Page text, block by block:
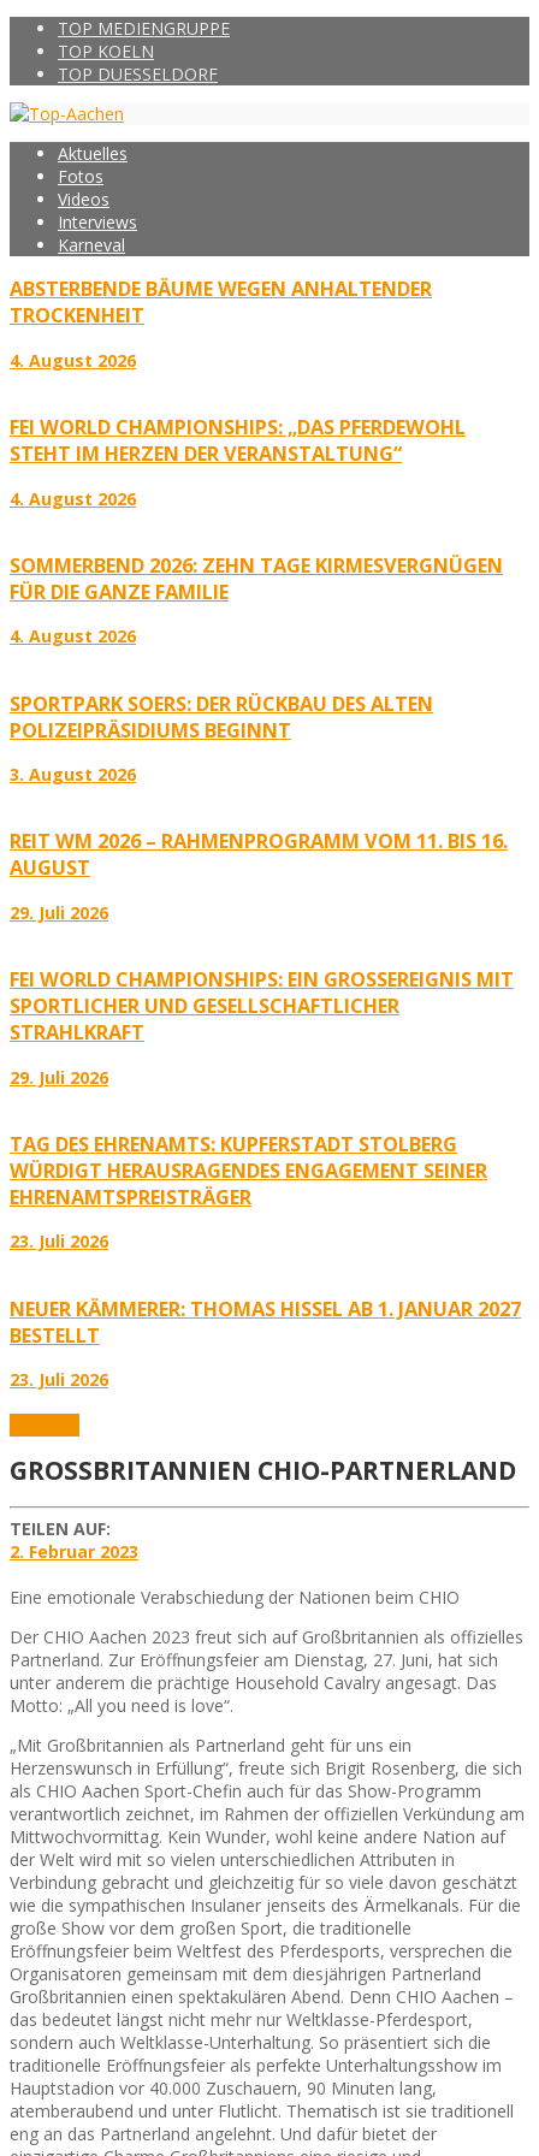
TOP MEDIENGRUPPE
TOP KOELN
TOP DUESSELDORF
Aktuelles
Fotos
Videos
Interviews
Karneval
ABSTERBENDE BÄUME WEGEN ANHALTENDER
TROCKENHEIT
4. August 2026
FEI WORLD CHAMPIONSHIPS: „DAS PFERDEWOHL
STEHT IM HERZEN DER VERANSTALTUNG“
4. August 2026
SOMMERBEND 2026: ZEHN TAGE KIRMESVERGNÜGEN
FÜR DIE GANZE FAMILIE
4. August 2026
SPORTPARK SOERS: DER RÜCKBAU DES ALTEN
POLIZEIPRÄSIDIUMS BEGINNT
3. August 2026
REIT WM 2026 – RAHMENPROGRAMM VOM 11. BIS 16.
AUGUST
29. Juli 2026
FEI WORLD CHAMPIONSHIPS: EIN GROSSEREIGNIS MIT S
PORTLICHER UND GESELLSCHAFTLICHER S
TRAHLKRAFT
29. Juli 2026
TAG DES EHRENAMTS: KUPFERSTADT STOLBERG
WÜRDIGT HERAUSRAGENDES ENGAGEMENT SEINER
EHRENAMTSPREISTRÄGER
23. Juli 2026
NEUER KÄMMERER: THOMAS HISSEL AB 1. JANUAR 2027
BESTELLT
23. Juli 2026
GROSSBRITANNIEN CHIO-PARTNERLAND
TEILEN AUF:
2. Februar 2023
Eine emotionale Verabschiedung der Nationen beim CHIO
Der CHIO Aachen 2023 freut sich auf Großbritannien als offizielles
Partnerland. Zur Eröffnungsfeier am Dienstag, 27. Juni, hat sich
unter anderem die prächtige Household Cavalry angesagt. Das
Motto: „All you need is love“.
„Mit Großbritannien als Partnerland geht für uns ein
Herzenswunsch in Erfüllung“, freute sich Brigit Rosenberg, die sich
als CHIO Aachen Sport-Chefin auch für das Show-Programm
verantwortlich zeichnet, im Rahmen der offiziellen Verkündung am
Mittwochvormittag. Kein Wunder, wohl keine andere Nation auf
der Welt wird mit so vielen unterschiedlichen Attributen in
Verbindung gebracht und gleichzeitig für so viele davon geschätzt
wie die sympathischen Insulaner jenseits des Ärmelkanals. Für die
große Show vor dem großen Sport, die traditionelle
Eröffnungsfeier beim Weltfest des Pferdesports, versprechen die
Organisatoren gemeinsam mit dem diesjährigen Partnerland
Großbritannien einen spektakulären Abend. Denn CHIO Aachen –
das bedeutet längst nicht mehr nur Weltklasse-Pferdesport,
sondern auch Weltklasse-Unterhaltung. So präsentiert sich die
traditionelle Eröffnungsfeier als perfekte Unterhaltungsshow im
Hauptstadion vor 40.000 Zuschauern, 90 Minuten lang,
atemberaubend und unter Flutlicht. Thematisch ist sie traditionell
eng an das Partnerland angelehnt. Und dafür bietet der